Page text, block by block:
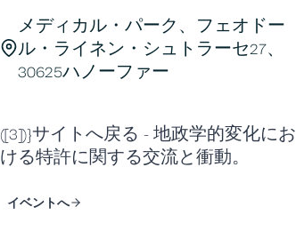
メディカル・パーク、フェオドー
ル・ライネン・シュトラーセ27、
30625ハノーファー
([3])}サイトへ戻る - 地政学的変化にお
ける特許に関する交流と衝動。
イベントへ